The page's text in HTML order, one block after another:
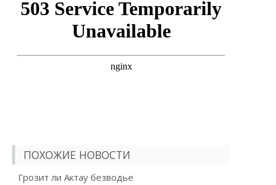
ПОХОЖИЕ НОВОСТИ
Грозит ли Актау безводье